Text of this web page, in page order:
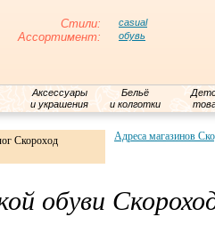
Стили: casual
Ассортимент: обувь
Аксессуары
и украшения
Бельё
и колготки
Скороход Адреса магазинов
обуви